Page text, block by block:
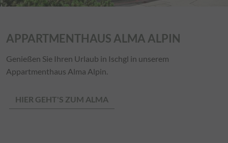
APPARTMENTHAUS ALMA ALPIN
Genießen Sie Ihren Urlaub in Ischgl in unserem
Appartmenthaus Alma Alpin.
HIER GEHT'S ZUM ALMA